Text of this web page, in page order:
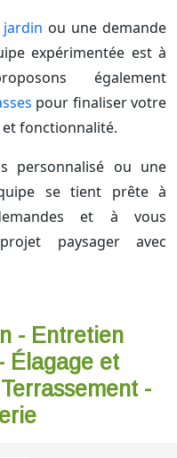
ou une demande
expérimentée est à
également
pour finaliser votre
et fonctionnalité.
personnalisé ou une
se tient prête à
et à vous
paysager avec
- Entretien
Élagage et
-